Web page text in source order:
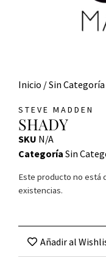
Inicio /Sin Categoría
STEVE MADDEN
SHADY
SKU N/A
Categoría Sin
Este producto no está
existencias.
Añadir al